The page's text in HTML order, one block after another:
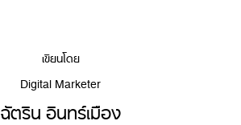
เขียนโดย
Digital Marketer
ฉัตริน อินทร์เมือง